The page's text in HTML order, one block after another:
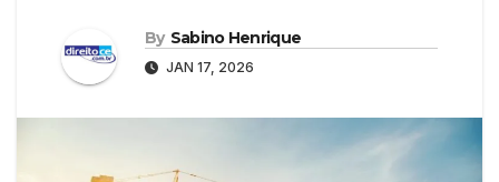
By Sabino Henrique
JAN 17, 2026